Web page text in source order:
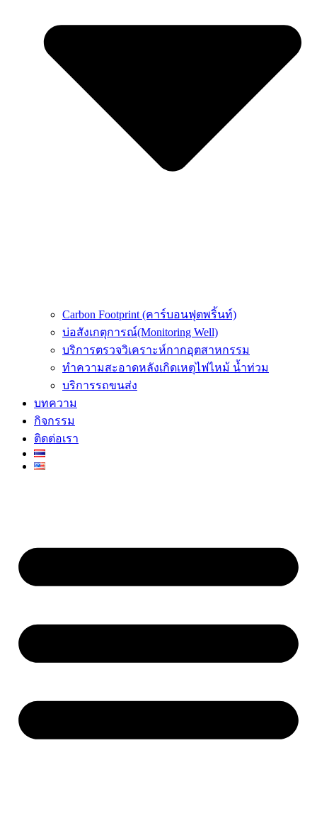
Carbon Footprint (คาร์บอนฟุตพริ้นท์)
บ่อสังเกตุการณ์(Monitoring Well)
บริการตรวจวิเคราะห์กากอุตสาหกรรม
ทำความสะอาดหลังเกิดเหตุไฟไหม้ น้ำท่วม
บริการรถขนส่ง
บทความ
กิจกรรม
ติดต่อเรา